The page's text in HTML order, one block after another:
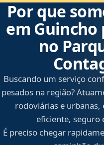
Por que
em Guincho
no
Buscando um serviço
pesados na região?
rodoviárias e
eficiente, seguro
É preciso chegar